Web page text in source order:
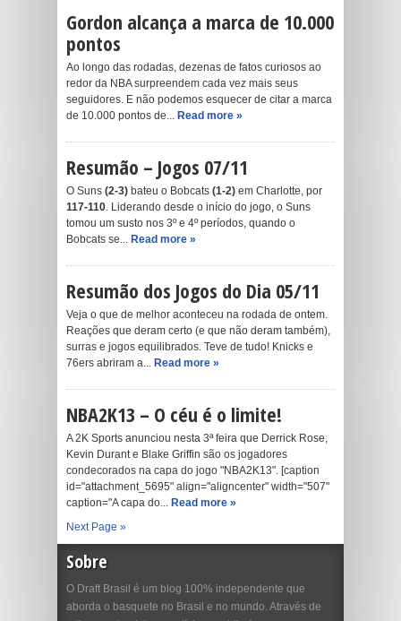
Gordon alcança a marca de 10.000
pontos
Ao longo das rodadas, dezenas de fatos curiosos ao
redor da NBA surpreendem cada vez mais seus
seguidores. E não podemos esquecer de citar a marca
de 10.000 pontos de... Read more »
Resumão – Jogos 07/11
O Suns (2-3) bateu o Bobcats (1-2) em Charlotte, por
117-110. Liderando desde o início do jogo, o Suns
tomou um susto nos 3º e 4º períodos, quando o
Bobcats se... Read more »
Resumão dos Jogos do Dia 05/11
Veja o que de melhor aconteceu na rodada de ontem.
Reações que deram certo (e que não deram também),
surras e jogos equilibrados. Teve de tudo! Knicks e
76ers abriram a... Read more »
NBA2K13 – O céu é o limite!
A 2K Sports anunciou nesta 3ª feira que Derrick Rose,
Kevin Durant e Blake Griffin são os jogadores
condecorados na capa do jogo "NBA2K13". [caption
id="attachment_5695" align="aligncenter" width="507"
caption="A capa do... Read more »
Next Page »
Sobre
O Draft Brasil é um blog 100% independente que
aborda o basquete no Brasil e no mundo. Através de